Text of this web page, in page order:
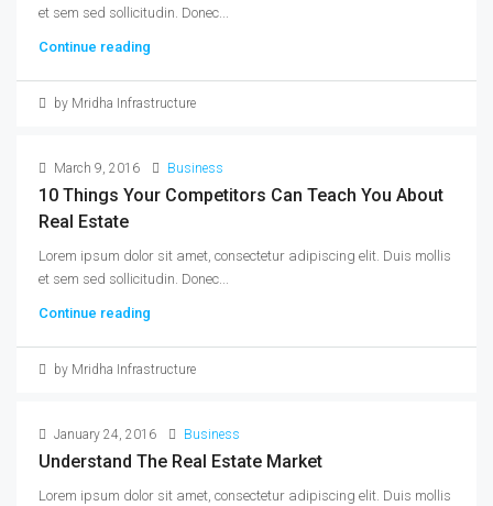
et sem sed sollicitudin. Donec...
Continue reading
by Mridha Infrastructure
March 9, 2016 Business
10 Things Your Competitors Can Teach You About
Real Estate
Lorem ipsum dolor sit amet, consectetur adipiscing elit. Duis mollis
et sem sed sollicitudin. Donec...
Continue reading
by Mridha Infrastructure
January 24, 2016 Business
Understand The Real Estate Market
Lorem ipsum dolor sit amet, consectetur adipiscing elit. Duis mollis